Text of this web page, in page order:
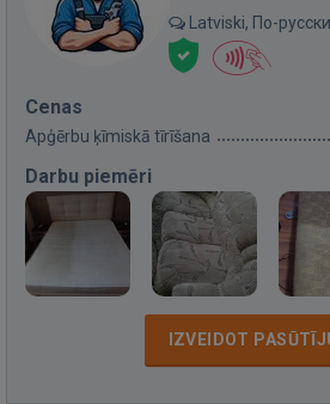
Latviski, По-
Cenas
Apģērbu ķīmiskā tīrīšana
Darbu piemēri
IZVEIDOT